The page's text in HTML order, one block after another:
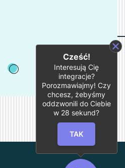
Cześć!
Interesują Cię
integracje?
Porozmawiajmy! Czy
chcesz, żebyśmy
oddzwonili do Ciebie
w 28 sekund?
TAK